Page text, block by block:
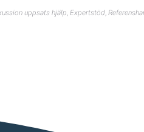
uppsats hjälp, Expertstöd,